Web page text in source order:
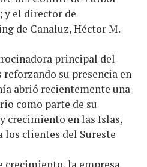
y el director de
de Canaluz, Héctor M.
principal del
su presencia en
abrió recientemente una
como parte de su
crecimiento en las Islas,
los clientes del Sureste